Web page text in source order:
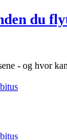
du
- og hvor